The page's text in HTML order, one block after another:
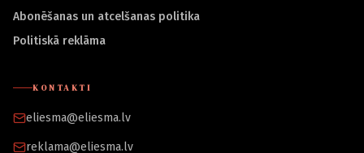
Abonēšanas un atcelšanas politika
Politiskā reklāma
KONTAKTI
eliesma@eliesma.lv
reklama@eliesma.lv